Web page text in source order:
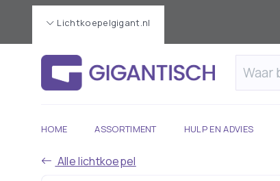
Lichtkoepelgigant.nl
HOME ASSORTIMENT HULP EN ADVIES
Alle lichtkoepel